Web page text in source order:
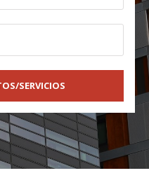
SERVICIOS